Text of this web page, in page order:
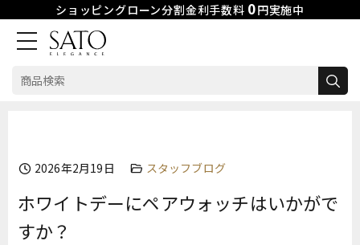
ショッピングローン分割金利手数料 0円実施中
検
2026年2月19日 スタッフブログ
ホワイトデーにペアウォッチはいかがで
すか？